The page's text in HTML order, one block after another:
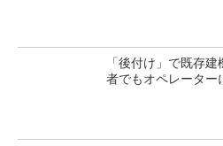
「後付け」で既存
者でもオペレーター